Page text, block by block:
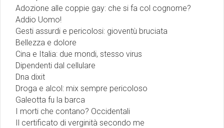
Adozione alle coppie gay: che si fa col cognome?
Addio Uomo!
Gesti assurdi e pericolosi: gioventù bruciata
Bellezza e dolore
Cina e Italia: due mondi, stesso virus
Dipendenti dal cellulare
Dna dixit
Droga e alcol: mix sempre pericoloso
Galeotta fu la barca
I morti che contano? Occidentali
Il certificato di verginità secondo me